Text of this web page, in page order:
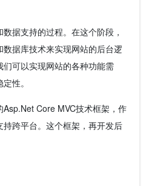
据支持的过程。在这个阶段，
据库技术来实现网站的后台逻
可以实现网站的各种功能需
性。
Core MVC技术框架，作
跨平台。这个框架，再开发后